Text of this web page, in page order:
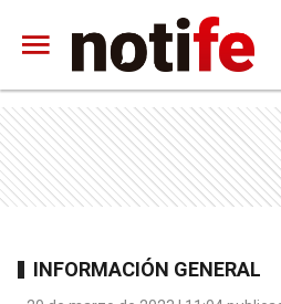
INFORMACIÓN GENERAL